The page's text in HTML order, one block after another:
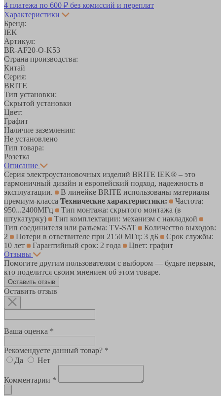
4 платежа по 600 ₽ без комиссий и переплат
Характеристики
Бренд:
IEK
Артикул:
BR-AF20-O-K53
Страна производства:
Китай
Серия:
BRITE
Тип установки:
Скрытой установки
Цвет:
Графит
Наличие заземления:
Не установлено
Тип товара:
Розетка
Описание
Серия электроустановочных изделий BRITE IEK® – это
гармоничный дизайн и европейский подход, надежность в
эксплуатации.
В линейке BRITE использованы материалы
премиум-класса Технические характеристики:
Частота:
950...2400МГц
Тип монтажа: скрытого монтажа (в
штукатурку)
Тип комплектации: механизм с накладкой
Тип соединителя или разъема: TV-SAT
Количество выходов:
2
Потери в ответвителе при 2150 МГц: 3 дБ
Срок службы:
10 лет
Гарантийный срок: 2 года
Цвет: графит
Отзывы
Помогите другим пользователям с выбором — будьте первым,
кто поделится своим мнением об этом товаре.
Оставить отзыв
Оставить отзыв
Ваша оценка *
Рекомендуете данный товар? *
Да
Нет
Комментарии *